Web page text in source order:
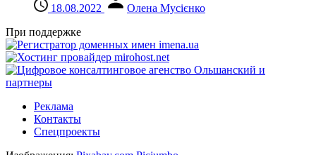
18.08.2022
Олена Мусієнко
При поддержке
Реклама
Контакты
Спецпроекты